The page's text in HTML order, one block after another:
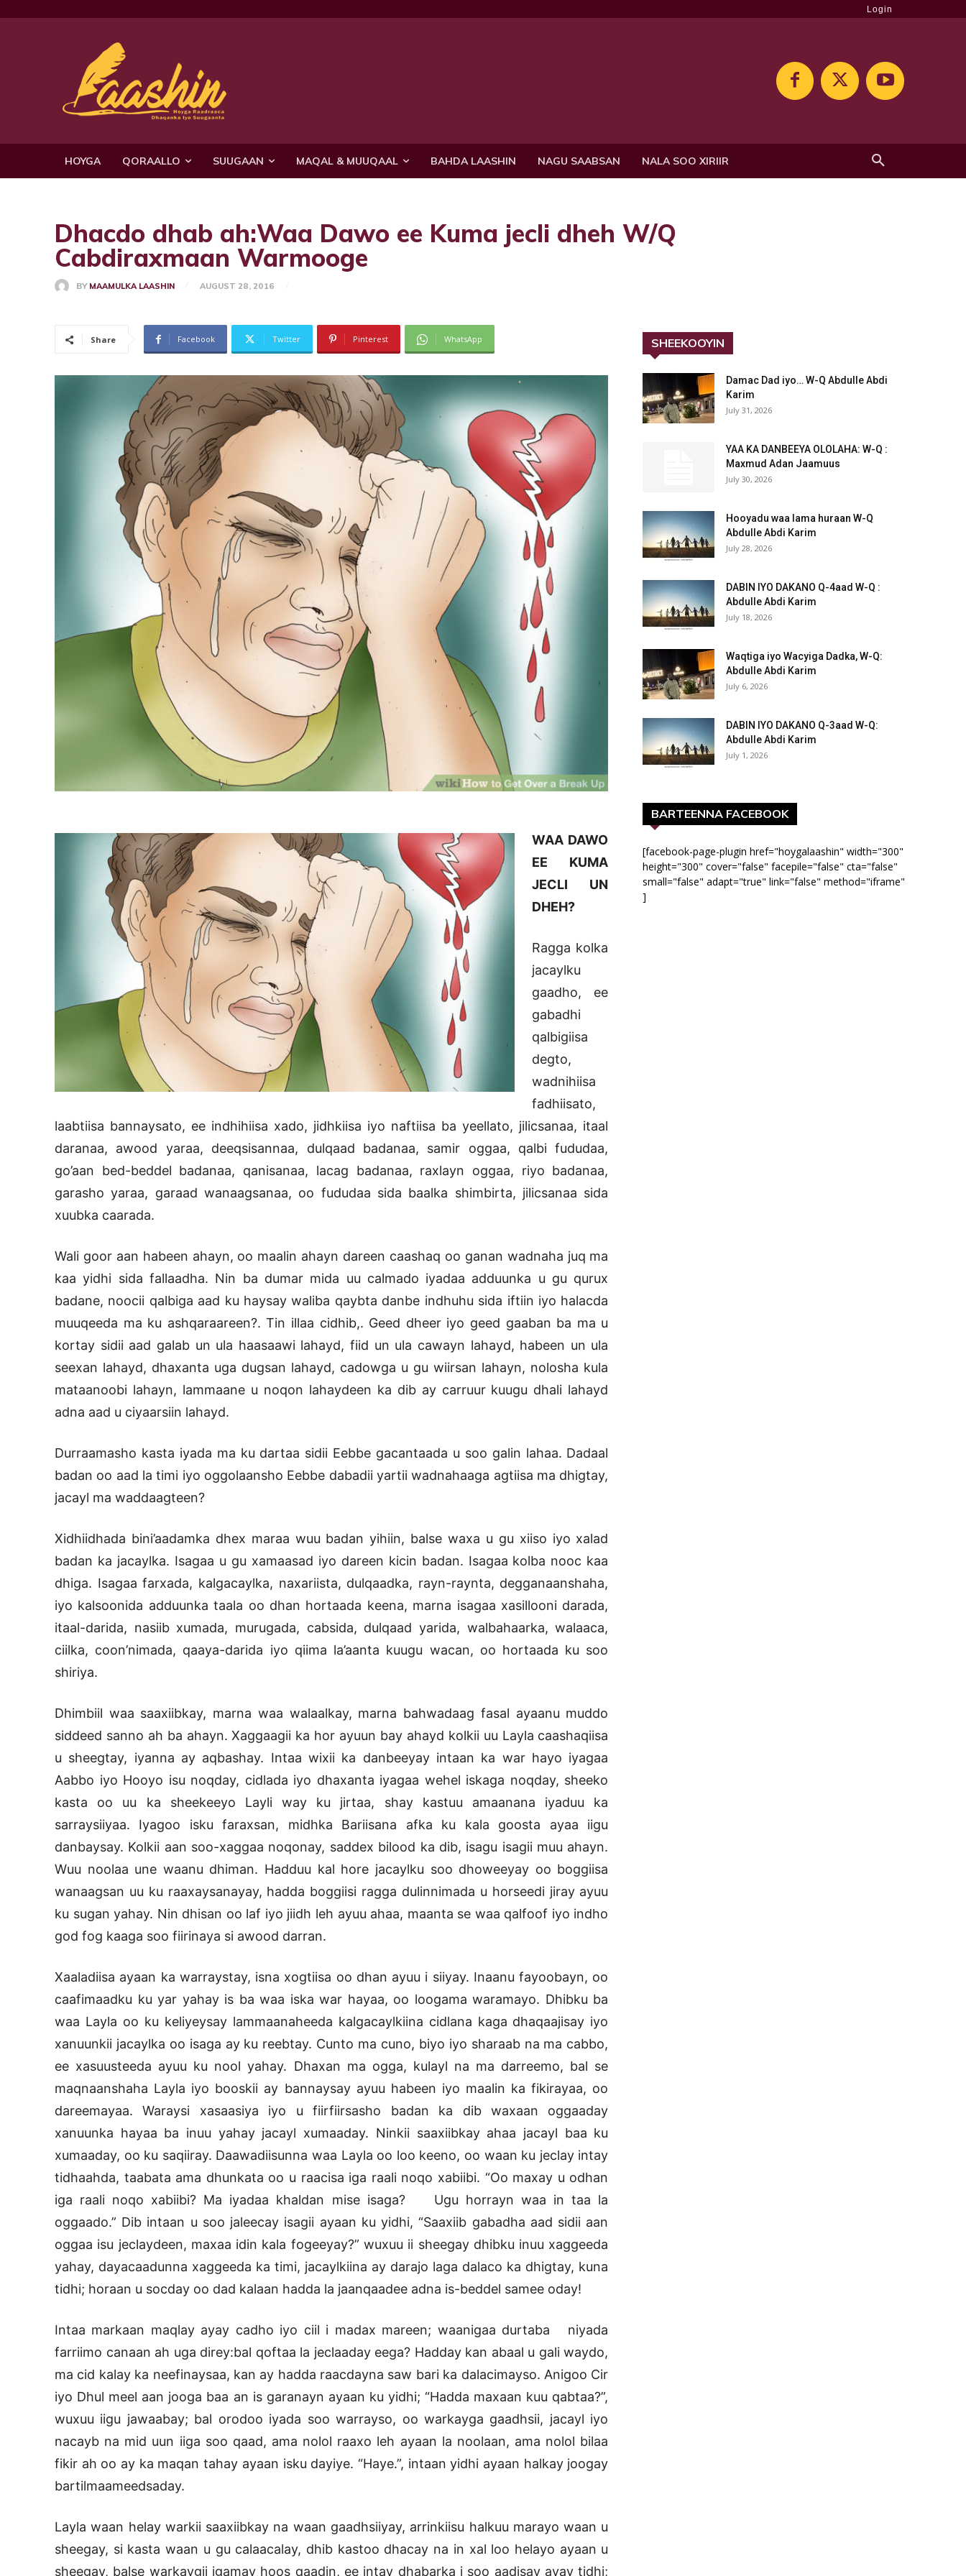
Login
HOYGA QORAALLO SUUGAAN MAQAL & MUUQAAL BAHDA LAASHIN NAGU SAABSAN NALA SOO XIRIIR
Dhacdo dhab ah:Waa Dawo ee Kuma jecli dheh W/Q
Cabdiraxmaan Warmooge
BY MAAMULKA LAASHIN AUGUST 28, 2016
Share Facebook Twitter Pinterest WhatsApp
WAA DAWO
EE KUMA
JECLI UN
DHEH?
Ragga kolka
jacaylku
gaadho, ee
gabadhi
qalbigiisa
degto,
wadnihiisa
fadhiisato,
laabtiisa bannaysato, ee indhihiisa xado, jidhkiisa iyo naftiisa ba yeellato, jilicsanaa, itaal
daranaa, awood yaraa, deeqsisannaa, dulqaad badanaa, samir oggaa, qalbi fududaa,
go’aan bed-beddel badanaa, qanisanaa, lacag badanaa, raxlayn oggaa, riyo badanaa,
garasho yaraa, garaad wanaagsanaa, oo fududaa sida baalka shimbirta, jilicsanaa sida
xuubka caarada.
Wali goor aan habeen ahayn, oo maalin ahayn dareen caashaq oo ganan wadnaha juq ma
kaa yidhi sida fallaadha. Nin ba dumar mida uu calmado iyadaa adduunka u gu qurux
badane, noocii qalbiga aad ku haysay waliba qaybta danbe indhuhu sida iftiin iyo halacda
muuqeeda ma ku ashqaraareen?. Tin illaa cidhib,. Geed dheer iyo geed gaaban ba ma u
kortay sidii aad galab un ula haasaawi lahayd, fiid un ula cawayn lahayd, habeen un ula
seexan lahayd, dhaxanta uga dugsan lahayd, cadowga u gu wiirsan lahayn, nolosha kula
mataanoobi lahayn, lammaane u noqon lahaydeen ka dib ay carruur kuugu dhali lahayd
adna aad u ciyaarsiin lahayd.
Durraamasho kasta iyada ma ku dartaa sidii Eebbe gacantaada u soo galin lahaa. Dadaal
badan oo aad la timi iyo oggolaansho Eebbe dabadii yartii wadnahaaga agtiisa ma dhigtay,
jacayl ma waddaagteen?
Xidhiidhada bini’aadamka dhex maraa wuu badan yihiin, balse waxa u gu xiiso iyo xalad
badan ka jacaylka. Isagaa u gu xamaasad iyo dareen kicin badan. Isagaa kolba nooc kaa
dhiga. Isagaa farxada, kalgacaylka, naxariista, dulqaadka, rayn-raynta, degganaanshaha,
iyo kalsoonida adduunka taala oo dhan hortaada keena, marna isagaa xasillooni darada,
itaal-darida, nasiib xumada, murugada, cabsida, dulqaad yarida, walbahaarka, walaaca,
ciilka, coon’nimada, qaaya-darida iyo qiima la’aanta kuugu wacan, oo hortaada ku soo
shiriya.
Dhimbiil waa saaxiibkay, marna waa walaalkay, marna bahwadaag fasal ayaanu muddo
siddeed sanno ah ba ahayn. Xaggaagii ka hor ayuun bay ahayd kolkii uu Layla caashaqiisa
u sheegtay, iyanna ay aqbashay. Intaa wixii ka danbeeyay intaan ka war hayo iyagaa
Aabbo iyo Hooyo isu noqday, cidlada iyo dhaxanta iyagaa wehel iskaga noqday, sheeko
kasta oo uu ka sheekeeyo Layli way ku jirtaa, shay kastuu amaanana iyaduu ka
sarraysiiyaa. Iyagoo isku faraxsan, midhka Bariisana afka ku kala goosta ayaa iigu
danbaysay. Kolkii aan soo-xaggaa noqonay, saddex bilood ka dib, isagu isagii muu ahayn.
Wuu noolaa une waanu dhiman. Hadduu kal hore jacaylku soo dhoweeyay oo boggiisa
wanaagsan uu ku raaxaysanayay, hadda boggiisi ragga dulinnimada u horseedi jiray ayuu
ku sugan yahay. Nin dhisan oo laf iyo jiidh leh ayuu ahaa, maanta se waa qalfoof iyo indho
god fog kaaga soo fiirinaya si awood darran.
Xaaladiisa ayaan ka warraystay, isna xogtiisa oo dhan ayuu i siiyay. Inaanu fayoobayn, oo
caafimaadku ku yar yahay is ba waa iska war hayaa, oo loogama waramayo. Dhibku ba
waa Layla oo ku keliyeysay lammaanaheeda kalgacaylkiina cidlana kaga dhaqaajisay iyo
xanuunkii jacaylka oo isaga ay ku reebtay. Cunto ma cuno, biyo iyo sharaab na ma cabbo,
ee xasuusteeda ayuu ku nool yahay. Dhaxan ma ogga, kulayl na ma darreemo, bal se
maqnaanshaha Layla iyo booskii ay bannaysay ayuu habeen iyo maalin ka fikirayaa, oo
dareemayaa. Waraysi xasaasiya iyo u fiirfiirsasho badan ka dib waxaan oggaaday
xanuunka hayaa ba inuu yahay jacayl xumaaday. Ninkii saaxiibkay ahaa jacayl baa ku
xumaaday, oo ku saqiiray. Daawadiisunna waa Layla oo loo keeno, oo waan ku jeclay intay
tidhaahda, taabata ama dhunkata oo u raacisa iga raali noqo xabiibi. “Oo maxay u odhan
iga raali noqo xabiibi? Ma iyadaa khaldan mise isaga? Ugu horrayn waa in taa la
oggaado.” Dib intaan u soo jaleecay isagii ayaan ku yidhi, “Saaxiib gabadha aad sidii aan
oggaa isu jeclaydeen, maxaa idin kala fogeeyay?” wuxuu ii sheegay dhibku inuu xaggeeda
yahay, dayacaadunna xaggeeda ka timi, jacaylkiina ay darajo laga dalaco ka dhigtay, kuna
tidhi; horaan u socday oo dad kalaan hadda la jaanqaadee adna is-beddel samee oday!
Intaa markaan maqlay ayay cadho iyo ciil i madax mareen; waanigaa durtaba niyada
farriimo canaan ah uga direy:bal qoftaa la jeclaaday eega? Hadday kan abaal u gali waydo,
ma cid kalay ka neefinaysaa, kan ay hadda raacdayna saw bari ka dalacimayso. Anigoo Cir
iyo Dhul meel aan jooga baa an is garanayn ayaan ku yidhi; “Hadda maxaan kuu qabtaa?”,
wuxuu iigu jawaabay; bal orodoo iyada soo warrayso, oo warkayga gaadhsii, jacayl iyo
nacayb na mid uun iiga soo qaad, ama nolol raaxo leh ayaan la noolaan, ama nolol bilaa
fikir ah oo ay ka maqan tahay ayaan isku dayiye. “Haye.”, intaan yidhi ayaan halkay joogay
bartilmaameedsaday.
Layla waan helay warkii saaxiibkay na waan gaadhsiiyay, arrinkiisu halkuu marayo waan u
sheegay, si kasta waan u gu calaacalay, dhib kastoo dhacay na in xal loo helayo ayaan u
sheegay, balse warkaygii igamay hoos qaadin, ee intay dhabarka i soo aadisay ayay tidhi;
SHEEKOOYIN
Damac Dad iyo… W-Q Abdulle Abdi
Karim
July 31, 2026
YAA KA DANBEEYA OLOLAHA: W-Q :
Maxmud Adan Jaamuus
July 30, 2026
Hooyadu waa lama huraan W-Q
Abdulle Abdi Karim
July 28, 2026
DABIN IYO DAKANO Q-4aad W-Q :
Abdulle Abdi Karim
July 18, 2026
Waqtiga iyo Wacyiga Dadka, W-Q:
Abdulle Abdi Karim
July 6, 2026
DABIN IYO DAKANO Q-3aad W-Q:
Abdulle Abdi Karim
July 1, 2026
BARTEENNA FACEBOOK
[facebook-page-plugin href="hoygalaashin" width="300"
height="300" cover="false" facepile="false" cta="false"
small="false" adapt="true" link="false" method="iframe"
]